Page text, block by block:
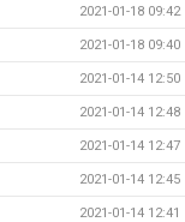
2021-01-18 09:42
2021-01-18 09:40
2021-01-14 12:50
2021-01-14 12:48
2021-01-14 12:47
2021-01-14 12:45
2021-01-14 12:41